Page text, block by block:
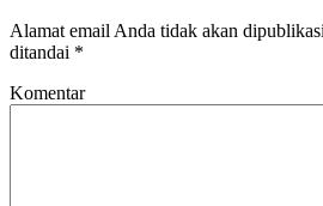
Alamat email Anda tidak akan
ditandai *
Komentar